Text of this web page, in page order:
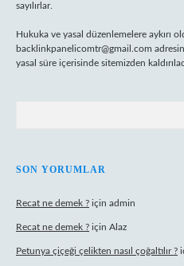
sayılırlar.
Hukuka ve yasal düzenlemelere aykırı
backlinkpanelicomtr@gmail.com
yasal süre içerisinde sitemizden
SON YORUMLAR
Recat ne demek ? için admin
Recat ne demek ? için Alaz
Petunya çiçeği çelikten nasıl çoğaltılır ?